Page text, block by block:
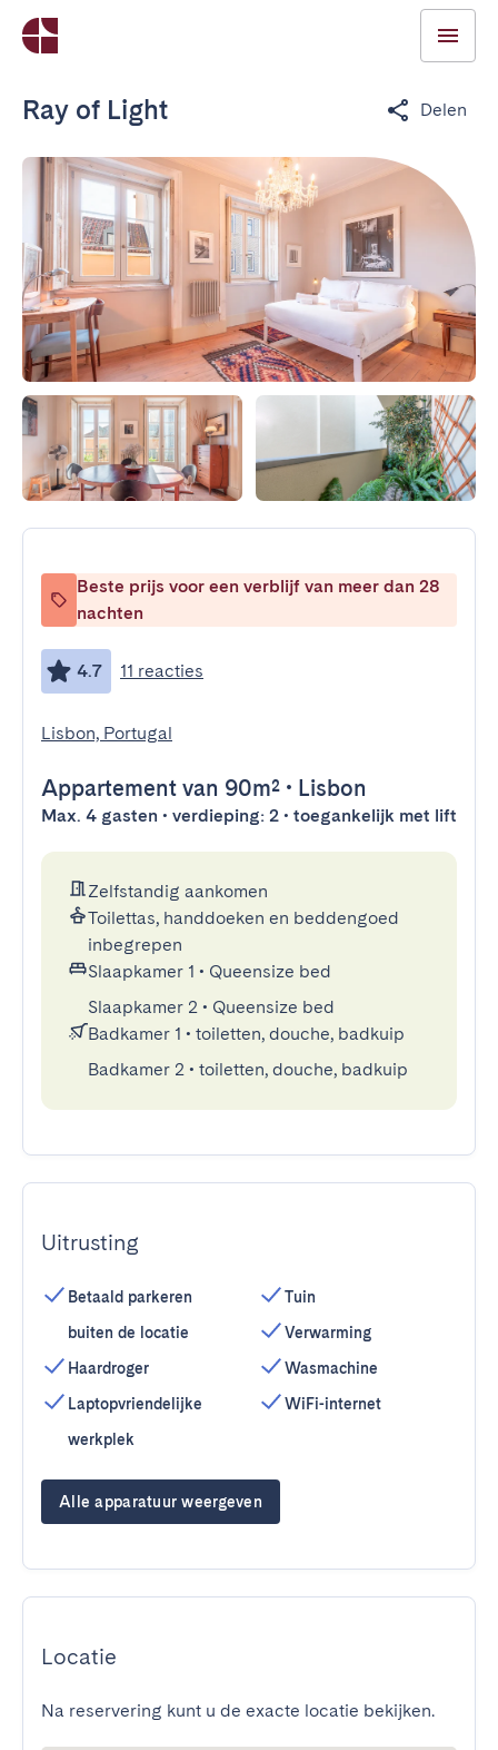
Ray of Light Delen
Beste prijs voor een verblijf van meer dan 28
nachten
4.7 11 reacties
Lisbon, Portugal
Appartement van 90m² • Lisbon
Max. 4 gasten • verdieping: 2 • toegankelijk met lift
Zelfstandig aankomen
Toilettas, handdoeken en beddengoed
inbegrepen
Slaapkamer 1 • Queensize bed
Slaapkamer 2 • Queensize bed
Badkamer 1 • toiletten, douche, badkuip
Badkamer 2 • toiletten, douche, badkuip
Uitrusting
Betaald parkeren
buiten de locatie
Haardroger
Laptopvriendelijke
werkplek
Tuin
Verwarming
Wasmachine
WiFi-internet
Alle apparatuur weergeven
Locatie
Na reservering kunt u de exacte locatie bekijken.